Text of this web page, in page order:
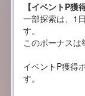
【イベントP獲
一部探索は、1
す。
このボーナスは
イベントP獲得
す。